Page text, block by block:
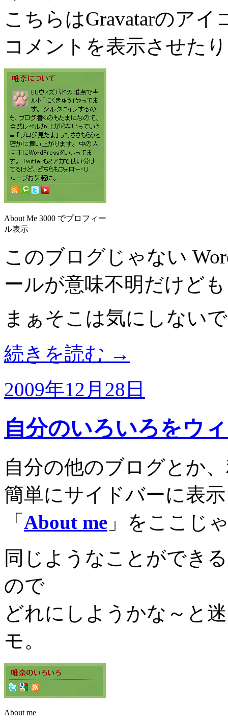
こちらはGravatarのア
コメントを表示させた
About Me 3000 でプロフィー
ル表示
このブログじゃない
ールが意味不明だけども
まぁそこは気にしない
続きを読む →
2009年12月28日
自分のいろいろをウ
自分の他のブログとか
簡単にサイドバーに表
「 About me 」をここじ
同じようなことができ
ので
どれにしようかな～と
モ。
About me